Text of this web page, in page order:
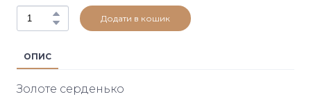
Додати в кошик
ОПИС
Золоте серденько